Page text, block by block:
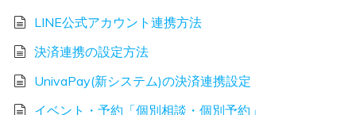
LINE公式アカウント連携方法
決済連携の設定方法
UnivaPay(新システム)の決済連携設定
イベント・予約「個別相談・個別予約」